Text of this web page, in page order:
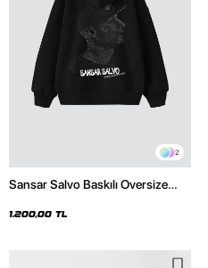
2
Sansar Salvo Baskılı Oversize
1.200,00 TL